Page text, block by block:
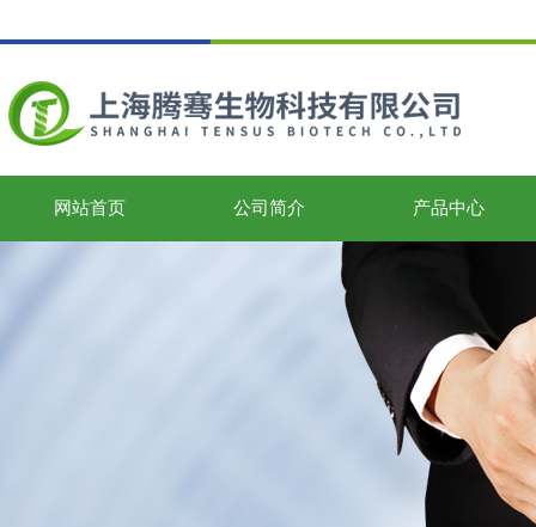
网站首页 公司简介 产品中心